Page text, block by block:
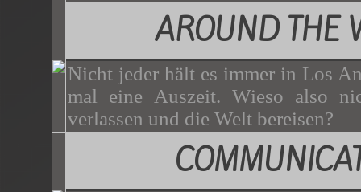
AROUND THE
Nicht jeder hält es immer in Los
mal eine Auszeit. Wieso also
verlassen und die Welt bereisen?